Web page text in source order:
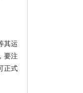
其运
要注
正式